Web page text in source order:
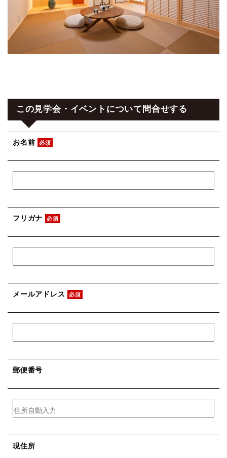
この見学会・イベントについて問合せする
お名前 必須
フリガナ 必須
メールアドレス 必須
郵便番号
現住所